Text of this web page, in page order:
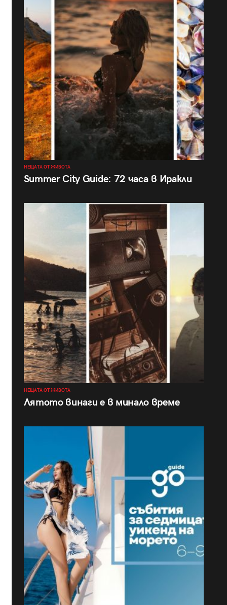
НЕЩАТА ОТ ЖИВОТА
Summer City Guide: 72 часа в Иракли
НЕЩАТА ОТ ЖИВОТА
Лятото винаги е в минало време